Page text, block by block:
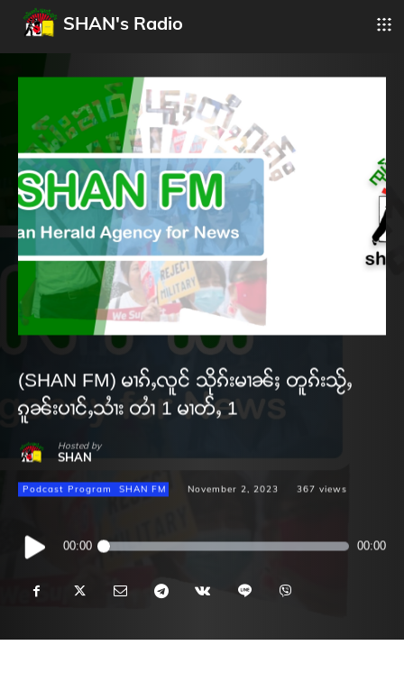
SHAN's Radio
(SHAN FM) မၢၵ်ႇလူင် သိုၵ်းမၢၼ်ႈ တူၵ်းသႂ်ႇ
ၵူၼ်းပၢင်ႇသၢႆး တၢႆ 1 မၢတ်ႇ 1
Hosted by
SHAN
Podcast Program SHAN FM November 2, 2023 367 views
Audio
Player
00:00 00:00